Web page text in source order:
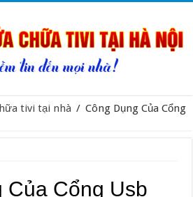
tivi tại nhà / Công Dụng Của Cổng
Của Cổng Usb